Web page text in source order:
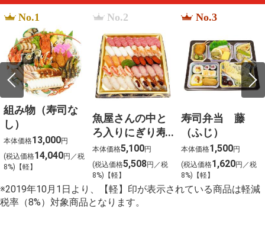
%E5%B0%8F%E8%A6%8B%E5%B7%9D
illit magnetic %E6%AD%8C%E8%A9%9E
No.1
組み物（寿司な
し）
本体価格13,000円
(税込価格14,040円／税
8%)【軽】
No.2
魚屋さんの中と
ろ入りにぎり寿
司４０貫入
本体価格5,100円
(税込価格5,508円／税
8%)【軽】
No.3
寿司弁当 藤
（ふじ）
本体価格1,500円
(税込価格1,620円／税
8%)【軽】
※2019年10月1日より、【軽】印が表示されている商品は軽減
税率（8%）対象商品となります。